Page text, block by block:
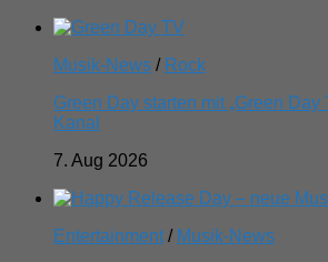
Musik-News / Rock
Green Day starten mit „Green Day
Kanal
7. Aug 2026
Entertainment / Musik-News